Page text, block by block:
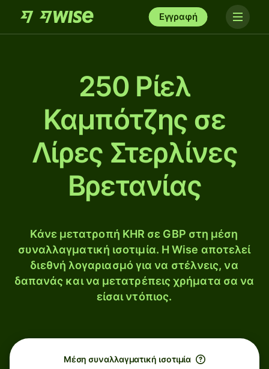
Εγγραφή
250 Ρίελ
Καμπότζης σε
Λίρες Στερλίνες
Βρετανίας
Κάνε μετατροπή KHR σε GBP στη μέση
συναλλαγματική ισοτιμία. Η Wise αποτελεί
διεθνή λογαριασμό για να στέλνεις, να
δαπανάς και να μετατρέπεις χρήματα σα να
είσαι ντόπιος.
Μέση συναλλαγματική ισοτιμία